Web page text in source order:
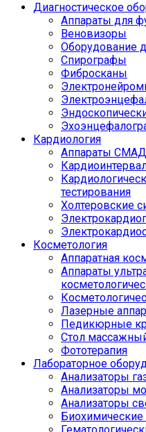
Диагностическое
Аппараты для
Веновизоры
Оборудование
Спирографы
Фибросканы
Кардиология
Аппараты СМАД
тестирования
Холтеровские
Косметология
Аппаратная
Аппараты
Лазерные
Педикюрные
Стол
Фототерапия
Лабораторное
Анализаторы
Анализаторы
Анализаторы
Биохимические